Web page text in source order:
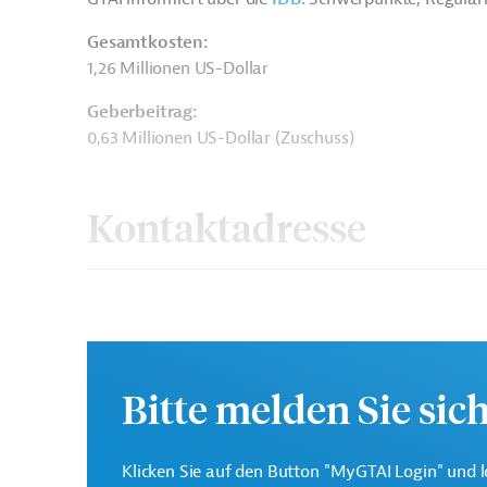
Gesamtkosten:
1,26 Millionen US-Dollar
Geberbeitrag:
0,63 Millionen US-Dollar (Zuschuss)
Kontaktadresse
Entwicklungsprojekte
Bitte melden Sie
Klicken Sie auf den Button "MyGTAI Login" und